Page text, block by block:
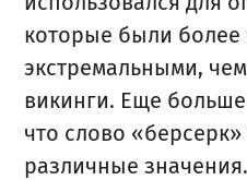
которые были
экстремальными,
викинги. Еще больше
что слово
различные